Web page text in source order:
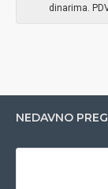
dinarima.
NEDAVNO